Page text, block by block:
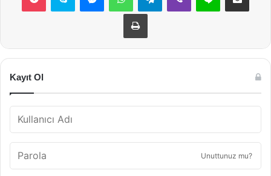
Yazdır
Kayıt Ol
Unuttunuz mu?